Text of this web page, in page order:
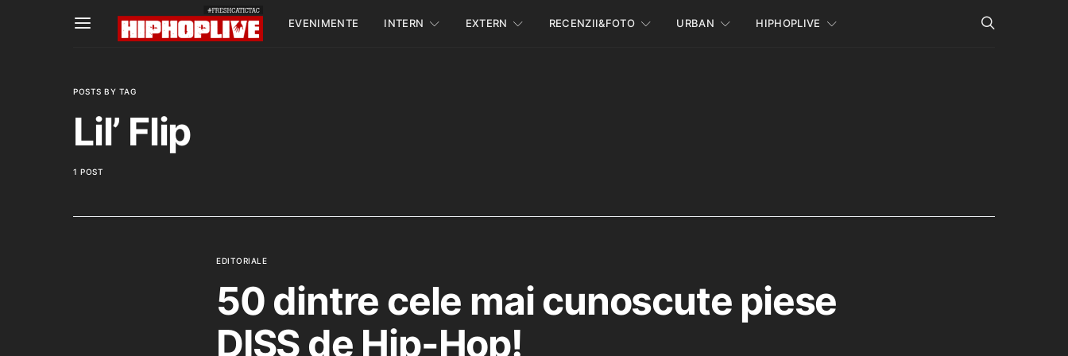
EVENIMENTE INTERN EXTERN RECENZII&FOTO URBAN HIPHOPLIVE
POSTS BY TAG
Lil’ Flip
1 POST
EDITORIALE
50 dintre cele mai cunoscute piese
DISS de Hip-Hop!